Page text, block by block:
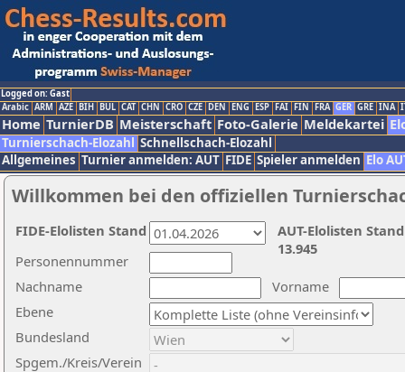
Logged on: Gast
Arabic ARM AZE BIH BUL CAT CHN CRO CZE DEN ENG ESP FAI FIN FRA GER GRE INA
Home TurnierDB Meisterschaft Foto-Galerie Meldekartei
Turnierschach-Elozahl Schnellschach-Elozahl
Allgemeines Turnier anmelden: AUT FIDE Spieler anmelden Elo
Willkommen bei den offiziellen
Nachname
Vorname
Ebene
Personennummer
Bundesland
Spgem./Kreis/Verein
AUT-Elolisten
13.945
FIDE-Elolisten Stand